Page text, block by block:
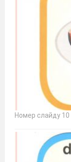
Номер слайду 10